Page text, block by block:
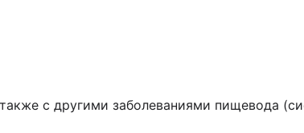
с другими заболеваниями пищевода